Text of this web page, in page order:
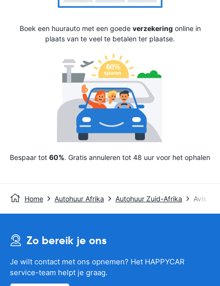
Boek een huurauto met een goede verzekering online in
plaats van te veel te betalen ter plaatse.
Bespaar tot 60%. Gratis annuleren tot 48 uur voor het ophalen
Home Autohuur Afrika Autohuur Zuid-Afrika Avis
Zo bereik je ons
Je wilt contact met ons opnemen? Het HAPPYCAR
service-team helpt je graag.